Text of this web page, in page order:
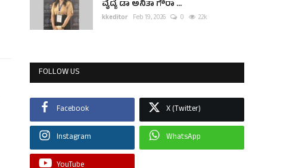
ವೈದ್ಯೆ ಡಾ ಅನಿತಾ ಗೌರಾ ...
kkeditor Feb 19, 2026 0 2.2k
FOLLOW US
Facebook X (Twitter)
Instagram WhatsApp